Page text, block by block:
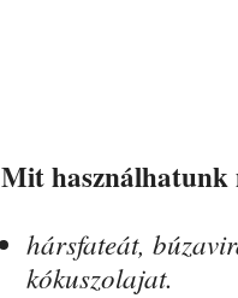
Mit használhatunk
hársfateát,
kókuszolajat.